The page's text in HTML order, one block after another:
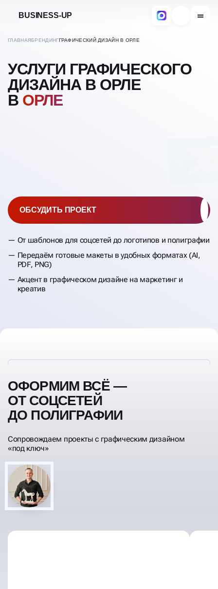
BUSINESS-UP
ГЛАВНАЯБРЕНДИНГГРАФИЧЕСКИЙ ДИЗАЙН В ОРЛЕ
УСЛУГИ ГРАФИЧЕСКОГО
ДИЗАЙНА В ОРЛЕ
В ОРЛЕ
От шаблонов для соцсетей до логотипов и полиграфии
Передаём готовые макеты в удобных форматах (AI,
PDF, PNG)
Акцент в графическом дизайне на маркетинг и
креатив
ОБСУДИТЬ ПРОЕКТ
ОФОРМИМ ВСЁ —
ОТ СОЦСЕТЕЙ
ДО ПОЛИГРАФИИ
Сопровождаем проекты с графическим дизайном
«под ключ»